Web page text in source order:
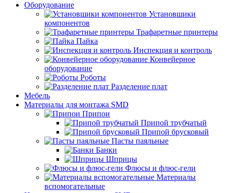
Оборудование
Установшики
компонентов
Трафаретные принтеры
Пайка
Инспекция и контроль
Конвейерное
оборудование
Роботы
Разделение плат
Мебель
Материалы для монтажа SMD
Припои
Припой трубчатый
Припой брусковый
Пасты паяльные
Банки
Шприцы
Флюсы и флюс-гели
Материалы
вспомогательные